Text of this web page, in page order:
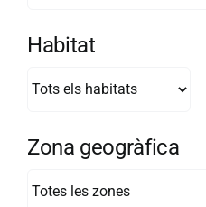
Habitat
Zona geogràfica